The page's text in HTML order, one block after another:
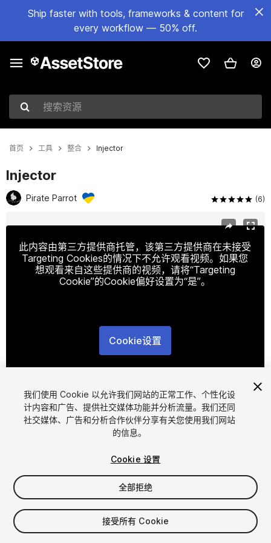
Ship faster with tools, frameworks & content for
every workflow — 50% off.
搜索资源
首页 工具 整合 Injector
Injector
Pirate Parrot (6)
此内容由第三方提供商托管，该第三方提供商在未接受
Targeting Cookies的情况下不允许观看视频。如果您
想观看来自这些提供商的视频，请将“Targeting
Cookie”的Cookie偏好设置为“是”。
Cookie设置
FREE
15viewsin the past week
我们使用 Cookie 以允许我们网站的正常工作、个性化设
计内容和广告、提供社交媒体功能并分析流量。我们还同
社交媒体、广告和分析合作伙伴分享有关您使用我们网站
的信息。
Cookie 设置
全部拒绝
接受所有 Cookie